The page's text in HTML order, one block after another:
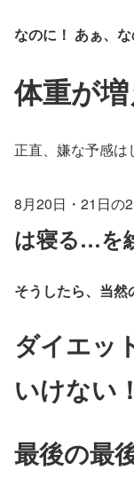
なのに！ あぁ、な
体重が
正直、嫌な予感は
8月20日・21日の
は寝る…を
そうしたら、当然
ダイエッ
いけない！
最後の最